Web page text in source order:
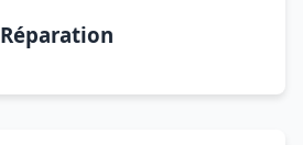
Réparation